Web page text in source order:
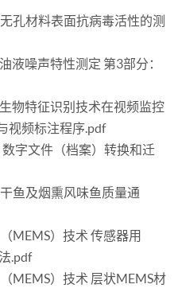
孔材料表面抗病毒活性的测
液噪声特性测定 第3部分：
物特征识别技术在视频监控
视频标注程序.pdf
字文件（档案）转换和迁
鱼及烟熏风味鱼质量通
MEMS）技术 传感器用
.pdf
MEMS）技术 层状MEMS材